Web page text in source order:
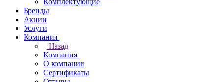
Комплектующие
Бренды
Акции
Услуги
Компания
Назад
Компания
О компании
Сертификаты